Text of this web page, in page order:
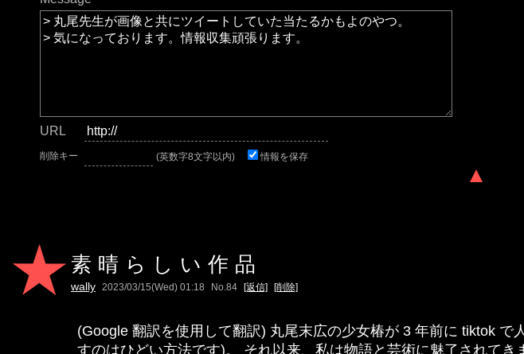
URL
削除キー (英数字8文字以内) 情報を保存
素晴らしい作品
wally 2023/03/15(Wed) 01:18 No.84 [返信] [削除]
(Google 翻訳を使用して翻訳) 丸尾末広の少女椿が 3 年前に tiktok
すのはひどい方法です)。 それ以来、私は物語と芸術に魅了されて